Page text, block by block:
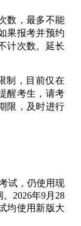
数，最多不能
果报考并预约
计次数。延长
制，目前仅在
醒考生，请考
限，及时进行
试，仍使用现
2026年9月28
均使用新版大